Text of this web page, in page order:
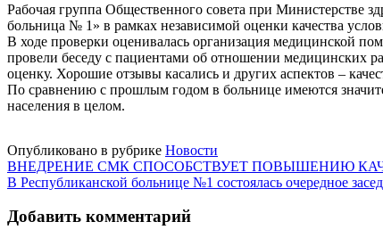
Рабочая группа Общественного совета при Министерстве
больница № 1» в рамках независимой оценки качества
В ходе проверки оценивалась организация медицинской
провели беседу с пациентами об отношении медицинских
оценку. Хорошие отзывы касались и других аспектов –
По сравнению с прошлым годом в больнице имеются
населения в целом.
Опубликовано в рубрике Новости
Навигация
по
записям
ВНЕДРЕНИЕ СМК СПОСОБСТВУЕТ ПОВЫШЕНИЮ
В Республиканской больнице №1 состоялась очередное
Добавить комментарий